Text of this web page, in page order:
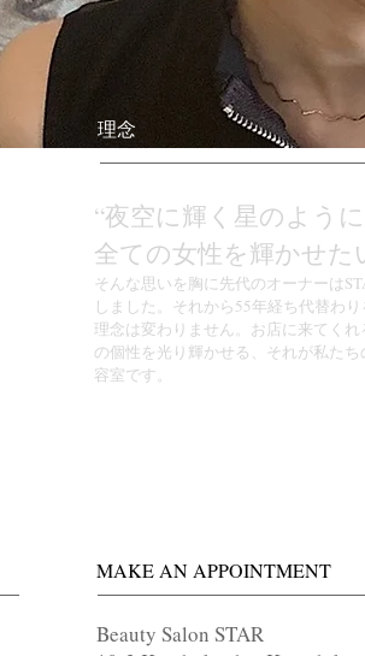
“夜空に輝く星のように
全ての女性を輝かせ
そんな思いを胸に先代のオーナーは
しました。それから55年経ち代替わ
理念は変わりません。お店に来てくれ
の個性を光り輝かせる、それが私たち
容室です。
​理念
MAKE AN APPOINTMENT
Beauty Salon STAR